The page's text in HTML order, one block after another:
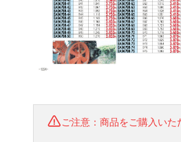
ご注意：商品をご購入いた